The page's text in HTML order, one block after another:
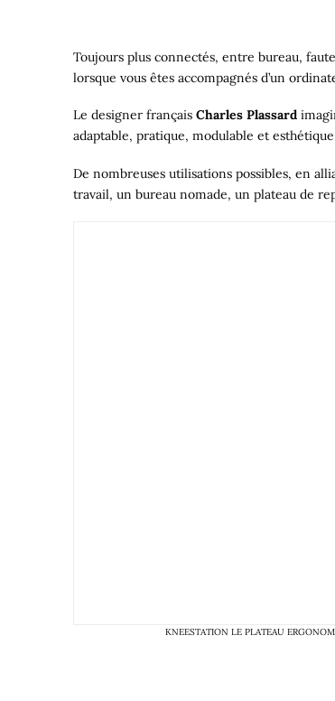
Toujours plus connectés, entre bureau,
lorsque vous êtes accompagnés d’un
Le designer français Charles Plassard
adaptable, pratique, modulable et
De nombreuses utilisations possibles, en
travail, un bureau nomade, un plateau de
KNEESTATION LE PLATEAU